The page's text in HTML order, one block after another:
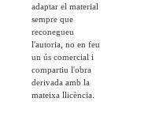
adaptar el material
sempre que
reconegueu
l'autoria, no en feu
un ús comercial i
compartiu l'obra
derivada amb la
mateixa llicència.